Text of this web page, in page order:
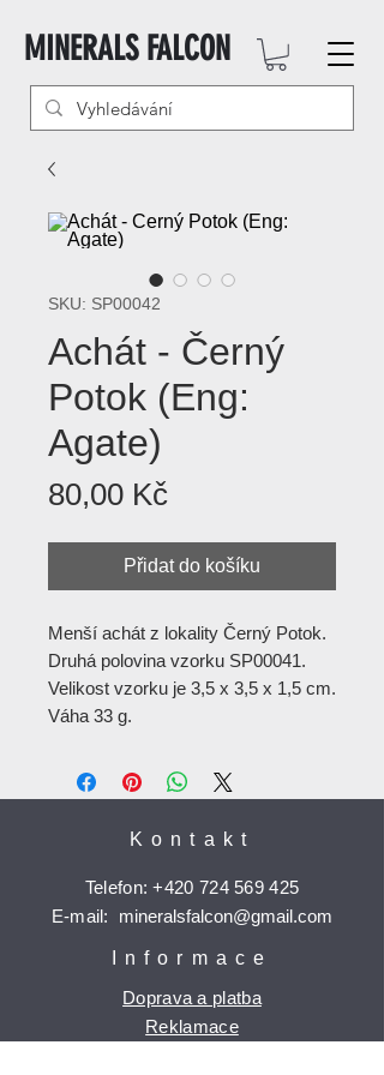
MINERALS FALCON
SKU: SP00042
Achát - Černý
Potok (Eng:
Agate)
80,00 KčCena
Přidat do košíku
Menší achát z lokality Černý Potok.
Druhá polovina vzorku SP00041.
Velikost vzorku je 3,5 x 3,5 x 1,5 cm.
Váha 33 g.
Kontakt
Telefon:+420 724 569 425
E-mail: mineralsfalcon@gmail.com
Informace
Doprava a platba
Reklamace